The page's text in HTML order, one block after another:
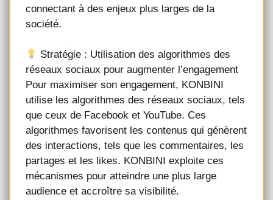
connectant à des enjeux plus larges de la
société.
Stratégie : Utilisation des algorithmes des
réseaux sociaux pour augmenter l’engagement
Pour maximiser son engagement, KONBINI
utilise les algorithmes des réseaux sociaux, tels
que ceux de Facebook et YouTube. Ces
algorithmes favorisent les contenus qui génèrent
des interactions, tels que les commentaires, les
partages et les likes. KONBINI exploite ces
mécanismes pour atteindre une plus large
audience et accroître sa visibilité.